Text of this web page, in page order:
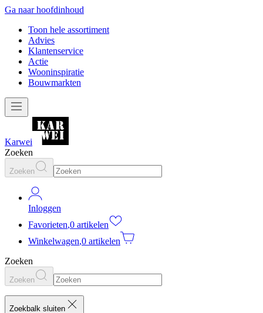
Ga naar hoofdinhoud
Toon hele assortiment
Advies
Klantenservice
Actie
Wooninspiratie
Bouwmarkten
Karwei
Zoeken
Zoeken
Inloggen
Favorieten,0 artikelen
Winkelwagen,0 artikelen
Zoeken
Zoeken
Zoekbalk sluiten